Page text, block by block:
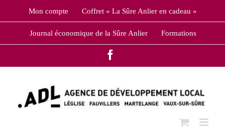
Mon compte Coffret « La Sûre Anlier en cadeau »
Journal économique de la Sûre Anlier Formations